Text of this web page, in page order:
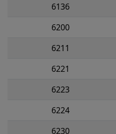
6136
6200
6211
6221
6223
6224
6230